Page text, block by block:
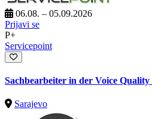
06.08. – 05.09.2026
Prijavi se
P+
Servicepoint
Sachbearbeiter in der Voice
Sarajevo